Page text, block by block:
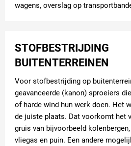
wagens, overslag op
STOFBESTRIJDING
BUITENTERREINEN
Voor stofbestrijding op
geavanceerde (kanon) sproeiers
of harde wind hun werk doen. Het
de juiste plaats. Dat voorkomt het
gruis van bijvoorbeeld
vliegas en puin. Een andere